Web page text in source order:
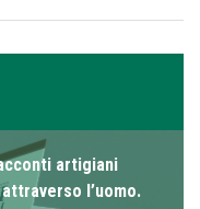
artigiani
l’uomo.